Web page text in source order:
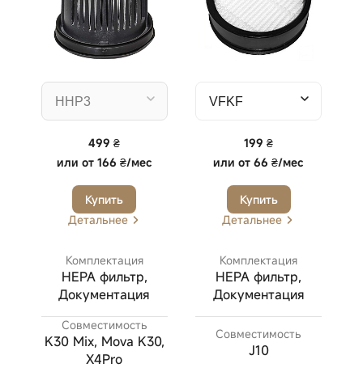
499 ₴
или от 166 ₴/мес
Купить
Детальнее
Комплектация
HEPA фильтр,
Документация
Совместимость
K30 Mix, Mova K30,
X4Pro
199 ₴
илиот 66 ₴/мес
Купить
Детальнее
Комплектация
HEPA фильтр,
Документация
Совместимость
J10